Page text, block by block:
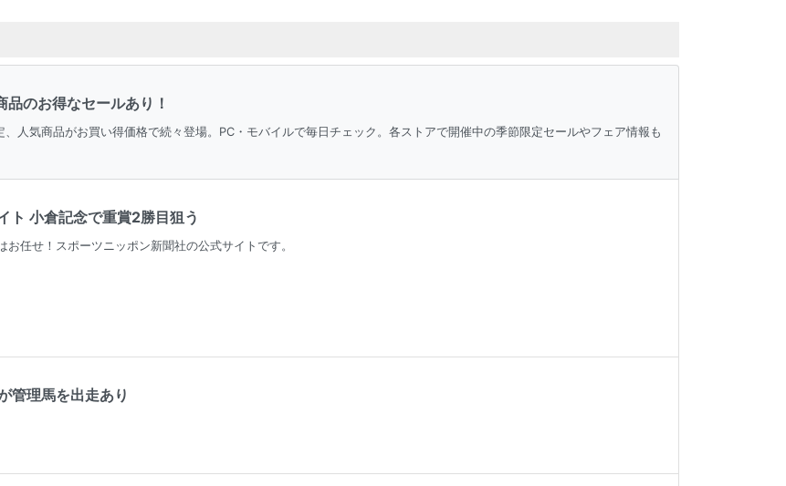
品のお得なセールあり！
人気商品がお買い得価格で続々登場。PC・モバイルで毎日チェック。各ストアで開催中の季節限定セールやフェア情報も
ト 小倉記念で重賞2勝目狙う
任せ！スポーツニッポン新聞社の公式サイトです。
管理馬を出走あり